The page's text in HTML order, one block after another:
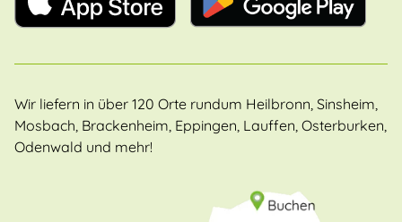
Wir liefern in über 120 Orte rundum Heilbronn, Sinsheim,
Mosbach, Brackenheim, Eppingen, Lauffen, Osterburken,
Odenwald und mehr!